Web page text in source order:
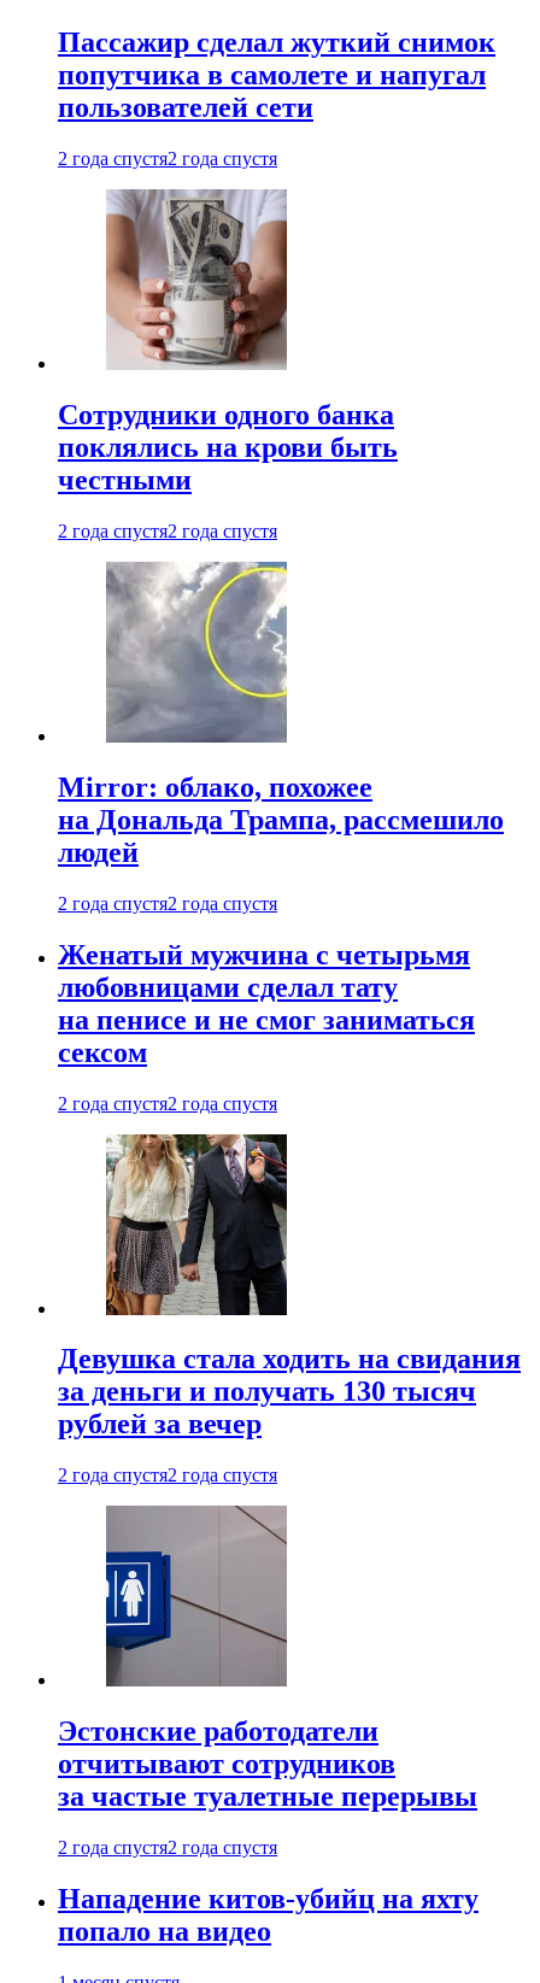
Пассажир сделал жуткий снимок
попутчика в самолете и напугал
пользователей сети
2 года спустя2 года спустя
Сотрудники одного банка
поклялись на крови быть
честными
2 года спустя2 года спустя
Mirror: облако, похожее
на Дональда Трампа, рассмешило
людей
2 года спустя2 года спустя
Женатый мужчина с четырьмя
любовницами сделал тату
на пенисе и не смог заниматься
сексом
2 года спустя2 года спустя
Девушка стала ходить на свидания
за деньги и получать 130 тысяч
рублей за вечер
2 года спустя2 года спустя
Эстонские работодатели
отчитывают сотрудников
за частые туалетные перерывы
2 года спустя2 года спустя
Нападение китов-убийц на яхту
попало на видео